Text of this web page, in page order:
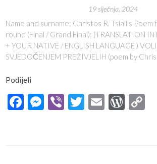
19 siječnja, 2024
Name and surname: Christos R. Tsiailis
round (Final / Grand Final): (TRANSLATION
+ YOUR NATIVE / ENGLISH LANGUAGE )
SVJEDOČENJEM PREŽIVJELIH (poem by
Podijeli
Facebook
Messenger
ViberTwitter
Email